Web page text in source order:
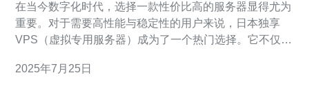
在当今数字化时代，选择一款性价比高的服务器显得尤为
重要。对于需要高性能与稳定性的用户来说，日本独享
VPS（虚拟专用服务器）成为了一个热门选择。它不仅提
文将为您全面解析日本独享VPS的性价比，并推荐一些优
2025年7月25日